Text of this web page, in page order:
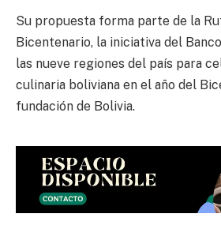
Su propuesta forma parte de la
Bicentenario, la iniciativa del
las nueve regiones del país para
culinaria boliviana en el año del
fundación de Bolivia.